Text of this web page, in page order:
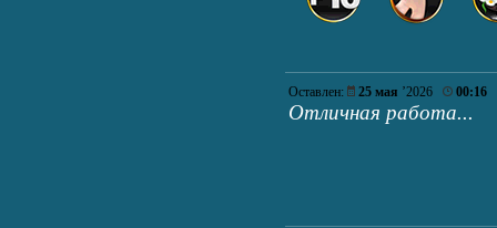
Оставлен: 25 мая ’2026 00:16
Отличная работа...